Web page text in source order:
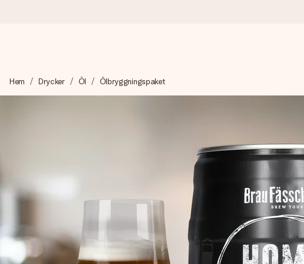
Vi skapar din gåva med omsorg och skickar den blixtsnabbt – så att du
Våra gåvor inspirerar. Kunder ger oss 4,6 på Google Reviews.
Gratis hälsning
Skapa något unikt med bara några få steg – med hennes namn, ditt
stunden.
Hem Drycker Öl Ölbryggningspaket